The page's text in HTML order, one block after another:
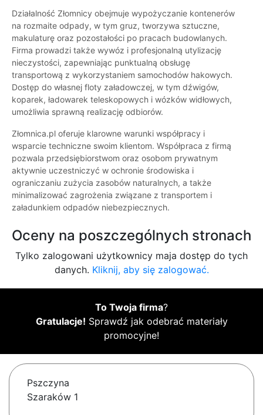
Działalność Złomnicy obejmuje wypożyczanie kontenerów
na rozmaite odpady, w tym gruz, tworzywa sztuczne,
makulaturę oraz pozostałości po pracach budowlanych.
Firma prowadzi także wywóz i profesjonalną utylizację
nieczystości, zapewniając punktualną obsługę
transportową z wykorzystaniem samochodów hakowych.
Dostęp do własnej floty załadowczej, w tym dźwigów,
koparek, ładowarek teleskopowych i wózków widłowych,
umożliwia sprawną realizację odbiorów.
Złomnica.pl oferuje klarowne warunki współpracy i
wsparcie techniczne swoim klientom. Współpraca z firmą
pozwala przedsiębiorstwom oraz osobom prywatnym
aktywnie uczestniczyć w ochronie środowiska i
ograniczaniu zużycia zasobów naturalnych, a także
minimalizować zagrożenia związane z transportem i
załadunkiem odpadów niebezpiecznych.
Oceny na poszczególnych stronach
Tylko zalogowani użytkownicy maja dostęp do tych
danych. Kliknij, aby się zalogować.
To Twoja firma?
Gratulacje! Sprawdź jak odebrać materiały
promocyjne!
Pszczyna
Szaraków 1